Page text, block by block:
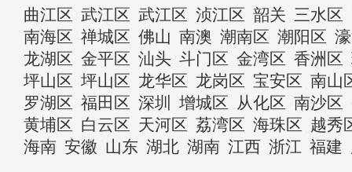
曲江区 武江区 武江区 浈江区 韶关 三水区
南海区 禅城区 佛山 南澳 潮南区 潮阳区
龙湖区 金平区 汕头 斗门区 金湾区 香洲区
坪山区 坪山区 龙华区 龙岗区 宝安区 南山
罗湖区 福田区 深圳 增城区 从化区 南沙区
黄埔区 白云区 天河区 荔湾区 海珠区 越秀
海南 安徽 山东 湖北 湖南 江西 浙江 福建